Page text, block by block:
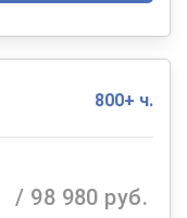
800+ ч.
/ 98 980 руб.